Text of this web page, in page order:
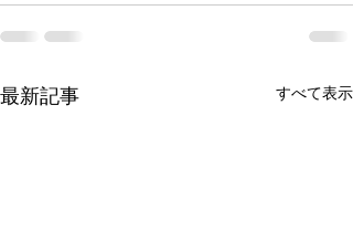
最新記事 すべて表示